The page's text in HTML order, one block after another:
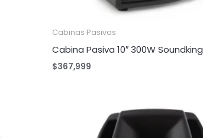
Cabinas Pasivas
Cabina Pasiva 10″ 300W Soundking
$367,999